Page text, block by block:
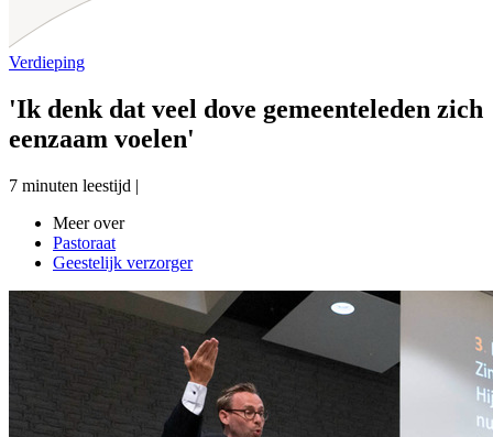
Verdieping
'Ik denk dat veel dove gemeenteleden zich
eenzaam voelen'
7 minuten leestijd |
Meer over
Pastoraat
Geestelijk verzorger